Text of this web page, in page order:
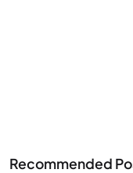
Recommended